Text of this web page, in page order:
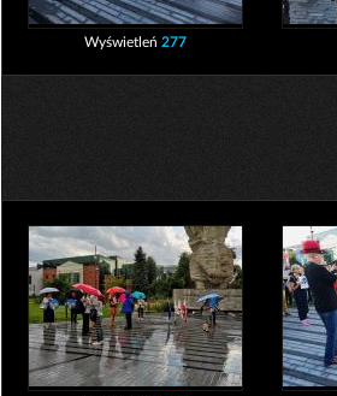
Wyświetleń 277